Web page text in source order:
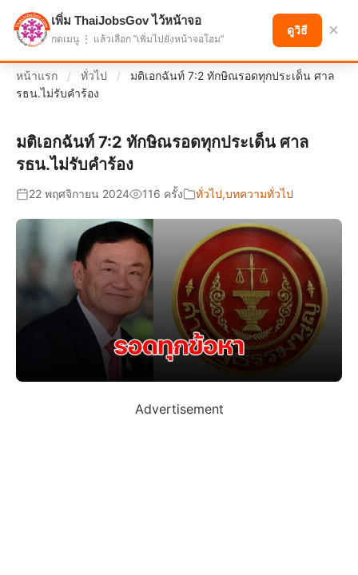
แบ่งปันโอกาส เพื่ออนาคตที่ก้าวหน้า
หน้าแรก / ทั่วไป /
มติเอกฉันท์ 7:2 ทักษิณรอดทุกประเด็น ศาล
รธน.ไม่รับคำร้อง
มติเอกฉันท์ 7:2 ทักษิณรอดทุกประเด็น ศาล
รธน.ไม่รับคำร้อง
22 พฤศจิกายน 2024 116 ครั้ง ทั่วไป,บทความทั่วไป
Advertisement
เพิ่ม ThaiJobsGov ไว้หน้าจอ
กดเมนู ⋮ แล้วเลือก "เพิ่มไปยังหน้าจอโฮม"
ดูวิธี ×